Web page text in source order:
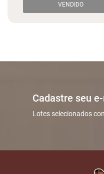
VENDIDO
Cadastre seu
Lotes selecionados